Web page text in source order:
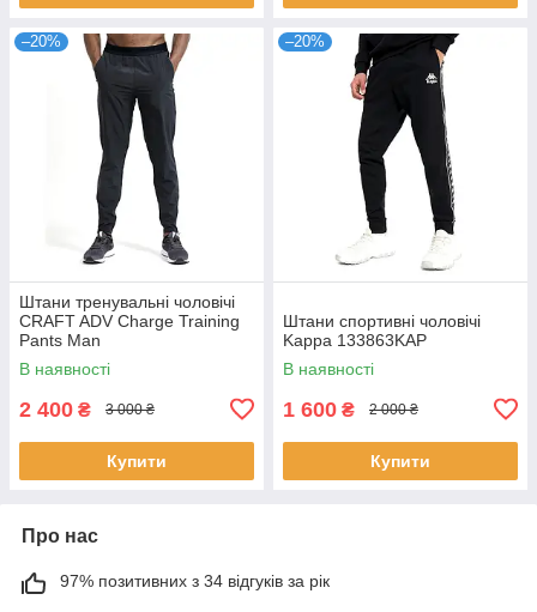
–20%
Штани тренувальні чоловічі
CRAFT ADV Charge Training
Pants Man
В наявності
2 400 ₴ 3 000 ₴
Купити
–20%
Штани спортивні чоловічі
Kappa 133863KAP
В наявності
1 600 ₴ 2 000 ₴
Купити
Про нас
97% позитивних з 34 відгуків за рік